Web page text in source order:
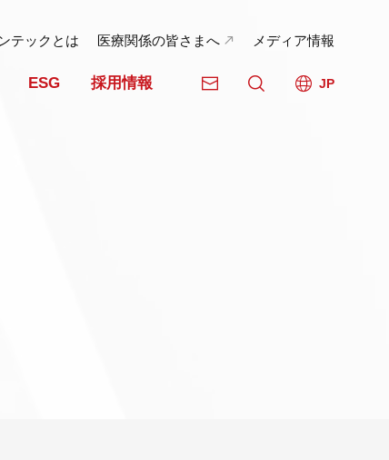
ESG 採用情報 JP
テックとは 医療関係の皆さまへ メディア情報